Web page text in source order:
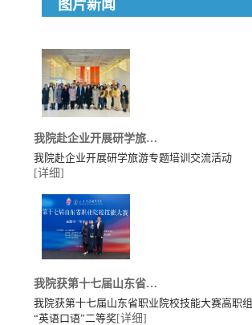
图片新闻
我院赴企业开展研学旅…
我院赴企业开展研学旅游专题培训交流活动
[详细]
我院获第十七届山东省…
我院获第十七届山东省职业院校技能大赛高职组
“英语口语”二等奖[详细]